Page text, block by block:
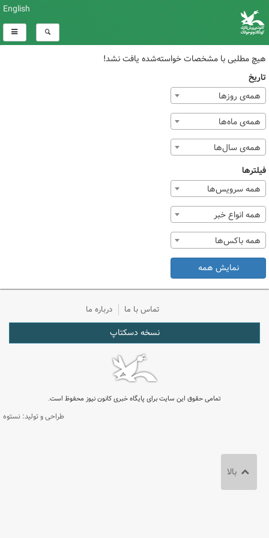
English
هیچ مطلبی با مشخصات خواسته‌شده یافت نشد!
تاریخ
همه‌ی روزها
همه‌ی ماه‌ها
همه‌ی سال‌ها
فیلترها
همه سرویس‌ها
همه انواع خبر
همه باکس‌ها
نمایش همه
تماس با ما درباره ما
نسخه دسکتاپ
تمامی حقوق این سایت برای پایگاه خبری کانون نیوز محفوظ است.
طراحی و تولید: نستوه
بالا